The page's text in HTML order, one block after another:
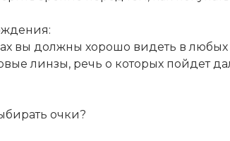
вы должны хорошо видеть в
линзы, речь о которых пойдет
очки?